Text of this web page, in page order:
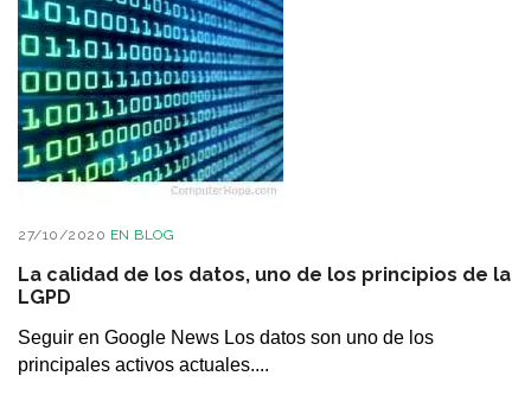
27/10/2020 EN BLOG
La calidad de los datos, uno de los principios de la
LGPD
Seguir en Google News Los datos son uno de los
principales activos actuales....